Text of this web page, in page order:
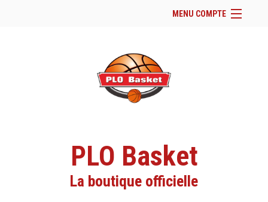
MENU COMPTE
Site Web du club
Facebook
Se connecter
Panier (
PLO Basket
La boutique officielle